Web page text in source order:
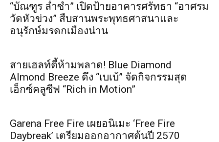
“บัณฑูร ล่ำซำ” เปิดป้ายอาคารศรัทธา “อาศรม
วัดหัวข่วง” สืบสานพระพุทธศาสนาและ
อนุรักษ์มรดกเมืองน่าน
สายเฮลท์ตี้ห้ามพลาด! Blue Diamond
Almond Breeze ดึง “เบเบ้” จัดกิจกรรมสุด
เอ็กซ์คลูซีฟ “Rich in Motion”
Garena Free Fire เผยอนิเมะ ‘Free Fire
Daybreak’ เตรียมออกอากาศต้นปี 2570